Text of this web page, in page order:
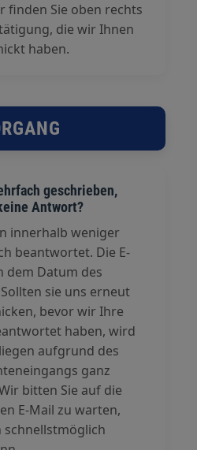
finden Sie oben rechts
die wir Ihnen
haben.
geschrieben,
Antwort?
innerhalb weniger
beantwortet. Die E-
dem Datum des
sie uns erneut
bevor wir Ihre
haben, wird
aufgrund des
ganz
bitten Sie auf die
E-Mail zu warten,
schnellstmöglich